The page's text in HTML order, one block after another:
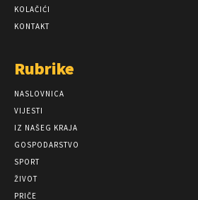
KOLAČIĆI
KONTAKT
Rubrike
NASLOVNICA
VIJESTI
IZ NAŠEG KRAJA
GOSPODARSTVO
SPORT
ŽIVOT
PRIČE